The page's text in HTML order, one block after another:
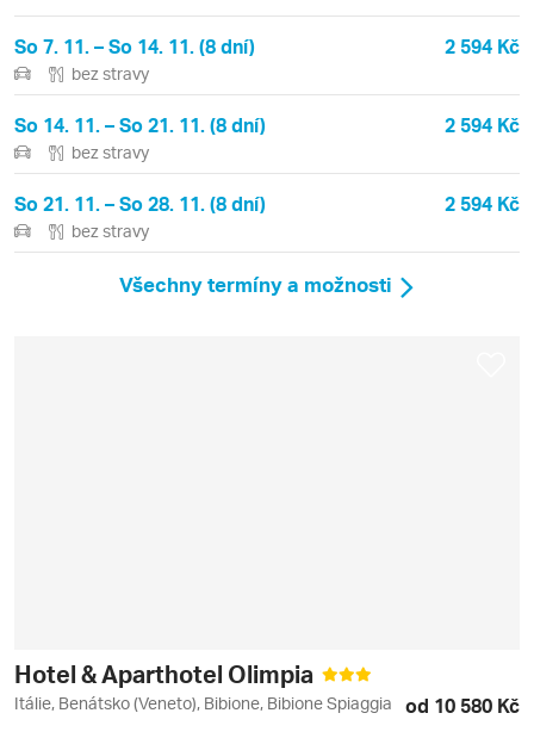
So 7. 11. – So 14. 11. (8 dní) 2 594 Kč
bez stravy
So 14. 11. – So 21. 11. (8 dní) 2 594 Kč
bez stravy
So 21. 11. – So 28. 11. (8 dní) 2 594 Kč
bez stravy
Všechny termíny a možnosti
Hotel & Aparthotel Olimpia
Itálie, Benátsko (Veneto), Bibione, Bibione Spiaggia od 10 580 Kč